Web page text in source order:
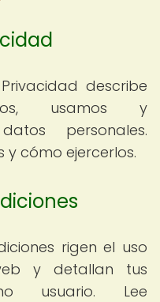
describe
usamos y
personales.
y cómo ejercerlos.
rigen el uso
y detallan tus
usuario. Lee